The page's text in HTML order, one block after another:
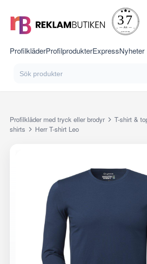
ProfilkläderProfilprodukterExpressNyheter
Profilkläder med tryck eller brodyr T-shirt &
shirts
Herr T-shirt Leo